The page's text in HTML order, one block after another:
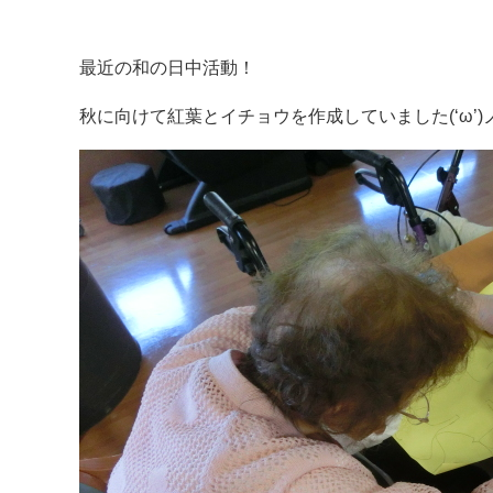
最近の和の日中活動！
秋に向けて紅葉とイチョウを作成していました(‘ω’)